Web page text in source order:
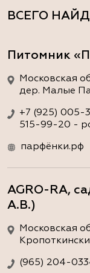
ВСЕГО
Питомник
Московская
дер. Малые
+7 (925) 005-
515-99-20 -
парфёнки.рф
AGRO-RA,
А.В.)
Московская
(965) 204-